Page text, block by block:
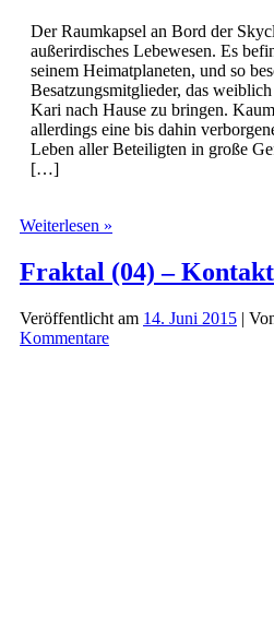
Der Raumkapsel an Bord der
außerirdisches Lebewesen. Es
seinem Heimatplaneten, und so
Besatzungsmitglieder, das
Kari nach Hause zu bringen.
allerdings eine bis dahin
Leben aller Beteiligten in große
[…]
Weiterlesen »
–
Trojaner
Fraktal (04) – Kontakt
Veröffentlicht am 14. Juni 2015 |
Kommentare